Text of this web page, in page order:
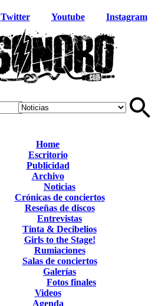
Twitter Youtube Instagram
Home
Escritorio
Publicidad
Archivo
Noticias
Crónicas de conciertos
Reseñas de discos
Entrevistas
Tinta & Decibelios
Girls to the Stage!
Rumiaciones
Salas de conciertos
Galerías
Fotos finales
Videos
Agenda